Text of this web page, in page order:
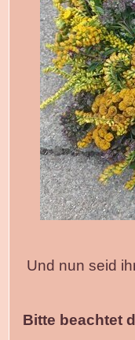
Und nun seid
Bitte beachtet